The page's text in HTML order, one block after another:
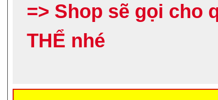
=> Shop sẽ gọi cho
THỂ nhé